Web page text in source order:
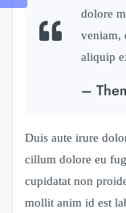
dolore
veniam,
aliquip
–
Duis aute irure
cillum dolore eu
cupidatat non
mollit anim id est